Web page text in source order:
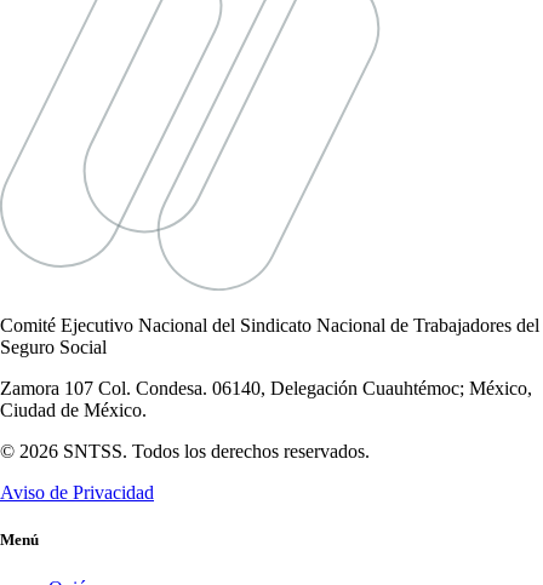
Comité Ejecutivo Nacional del Sindicato Nacional de Trabajadores del
Seguro Social
Zamora 107 Col. Condesa. 06140, Delegación Cuauhtémoc; México,
Ciudad de México.
© 2026 SNTSS. Todos los derechos reservados.
Aviso de Privacidad
Menú